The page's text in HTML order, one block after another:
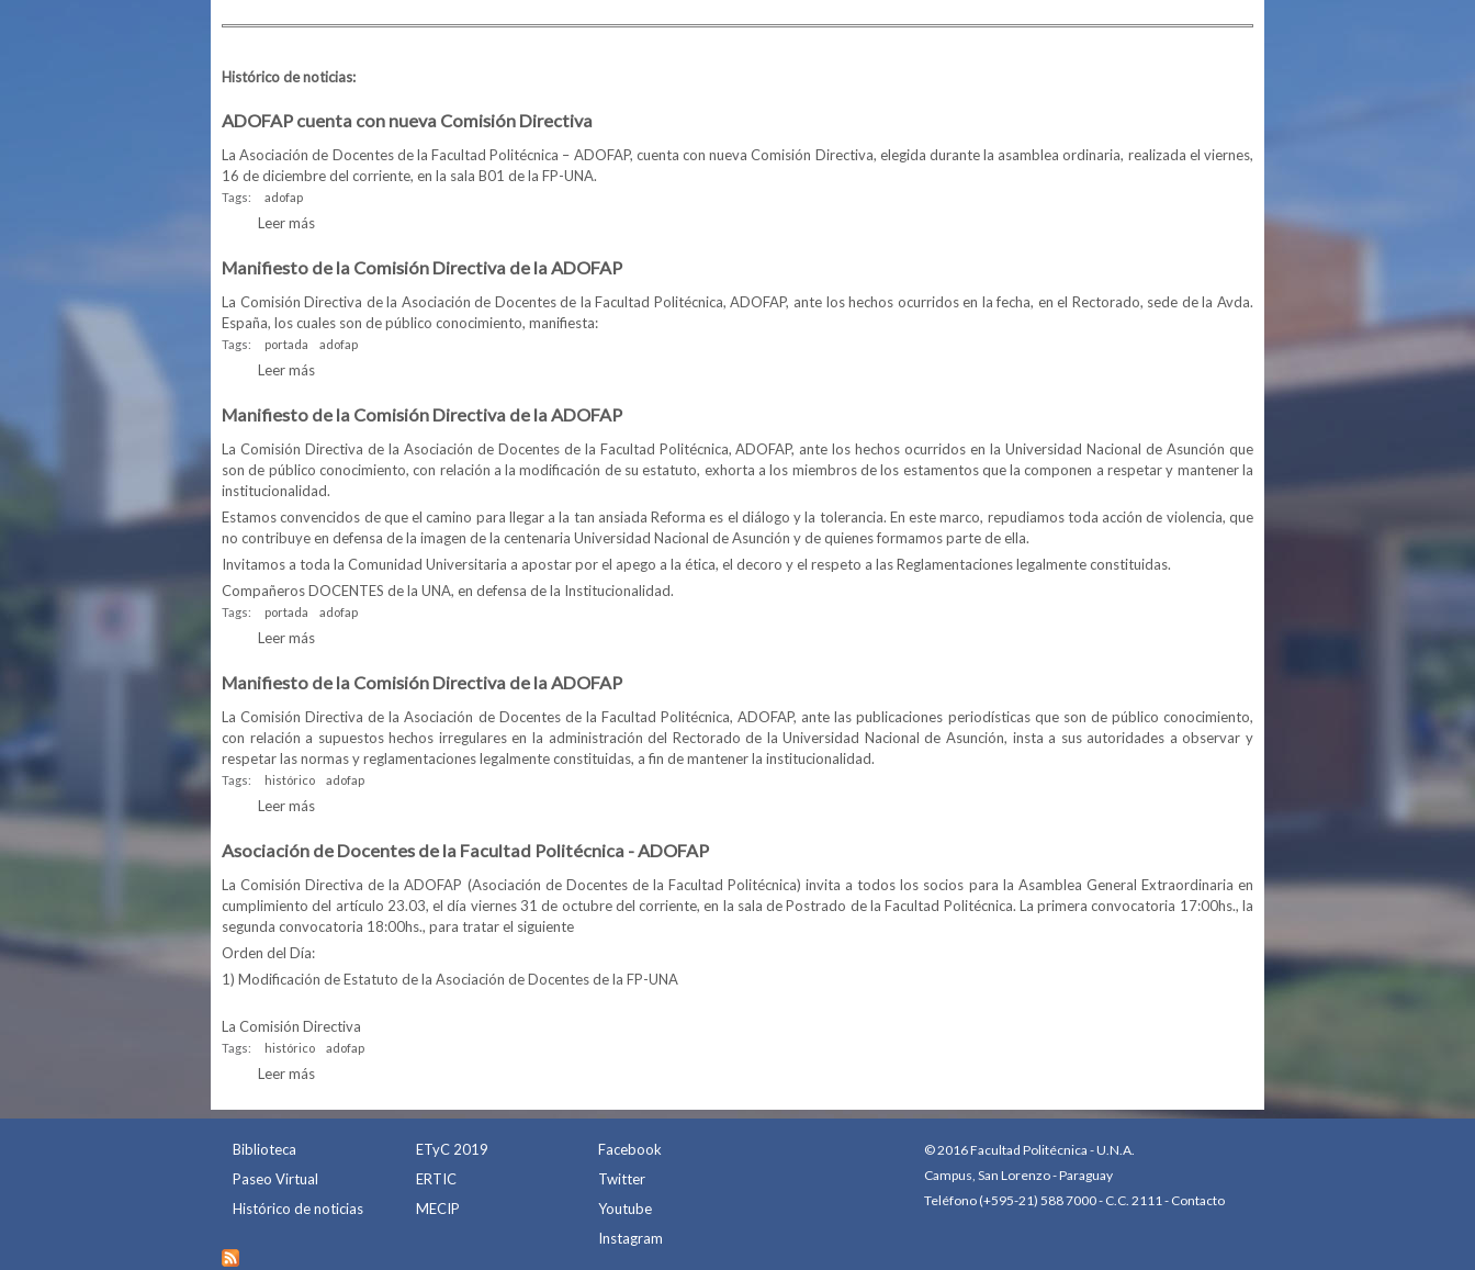
Histórico de noticias:
ADOFAP cuenta con nueva Comisión Directiva
La Asociación de Docentes de la Facultad Politécnica – ADOFAP, cuenta con nueva Comisión Directiva, elegida durante la asamblea ordinaria, realizada el viernes,
16 de diciembre del corriente, en la sala B01 de la FP-UNA.
Tags: adofap
Leer mássobre ADOFAP cuenta con nueva Comisión Directiva
Manifiesto de la Comisión Directiva de la ADOFAP
La Comisión Directiva de la Asociación de Docentes de la Facultad Politécnica, ADOFAP, ante los hechos ocurridos en la fecha, en el Rectorado, sede de la Avda.
España, los cuales son de público conocimiento, manifiesta:
Tags: portada adofap
Leer mássobre Manifiesto de la Comisión Directiva de la ADOFAP
Manifiesto de la Comisión Directiva de la ADOFAP
La Comisión Directiva de la Asociación de Docentes de la Facultad Politécnica, ADOFAP, ante los hechos ocurridos en la Universidad Nacional de Asunción que
son de público conocimiento, con relación a la modificación de su estatuto, exhorta a los miembros de los estamentos que la componen a respetar y mantener la
institucionalidad.
Estamos convencidos de que el camino para llegar a la tan ansiada Reforma es el diálogo y la tolerancia. En este marco, repudiamos toda acción de violencia, que
no contribuye en defensa de la imagen de la centenaria Universidad Nacional de Asunción y de quienes formamos parte de ella.
Invitamos a toda la Comunidad Universitaria a apostar por el apego a la ética, el decoro y el respeto a las Reglamentaciones legalmente constituidas.
Compañeros DOCENTES de la UNA, en defensa de la Institucionalidad.
Tags: portada adofap
Leer mássobre Manifiesto de la Comisión Directiva de la ADOFAP
Manifiesto de la Comisión Directiva de la ADOFAP
La Comisión Directiva de la Asociación de Docentes de la Facultad Politécnica, ADOFAP, ante las publicaciones periodísticas que son de público conocimiento,
con relación a supuestos hechos irregulares en la administración del Rectorado de la Universidad Nacional de Asunción, insta a sus autoridades a observar y
respetar las normas y reglamentaciones legalmente constituidas, a fin de mantener la institucionalidad.
Tags: histórico adofap
Leer mássobre Manifiesto de la Comisión Directiva de la ADOFAP
Asociación de Docentes de la Facultad Politécnica - ADOFAP
La Comisión Directiva de la ADOFAP (Asociación de Docentes de la Facultad Politécnica) invita a todos los socios para la Asamblea General Extraordinaria en
cumplimiento del artículo 23.03, el día viernes 31 de octubre del corriente, en la sala de Postrado de la Facultad Politécnica. La primera convocatoria 17:00hs., la
segunda convocatoria 18:00hs., para tratar el siguiente
Orden del Día:
1) Modificación de Estatuto de la Asociación de Docentes de la FP-UNA
La Comisión Directiva
Tags: histórico adofap
Leer mássobre Asociación de Docentes de la Facultad Politécnica - ADOFAP
Biblioteca
Paseo Virtual
Histórico de noticias
ETyC 2019
ERTIC
MECIP
Facebook
Twitter
Youtube
Instagram
© 2016 Facultad Politécnica - U.N.A.
Campus, San Lorenzo - Paraguay
Teléfono (+595-21) 588 7000 - C.C. 2111 - Contacto